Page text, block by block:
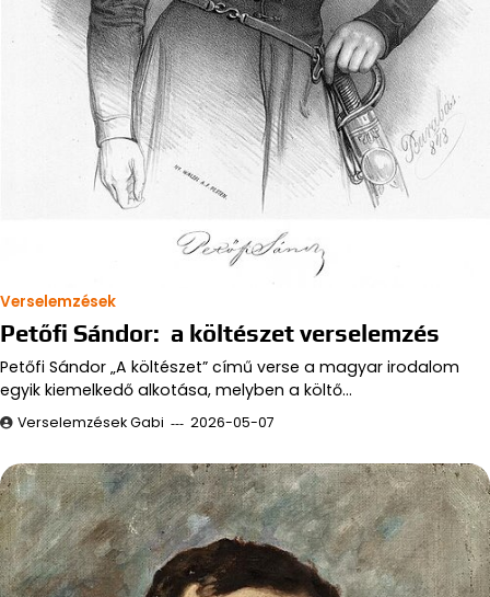
Verselemzések
Petőfi Sándor: a költészet verselemzés
Petőfi Sándor „A költészet” című verse a magyar irodalom
egyik kiemelkedő alkotása, melyben a költő…
Verselemzések Gabi 2026-05-07